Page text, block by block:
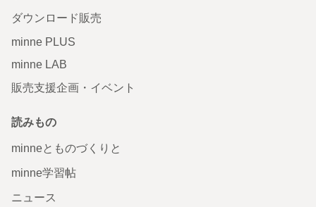
ダウンロード販売
minne PLUS
minne LAB
販売支援企画・イベント
読みもの
minneとものづくりと
minne学習帖
ニュース